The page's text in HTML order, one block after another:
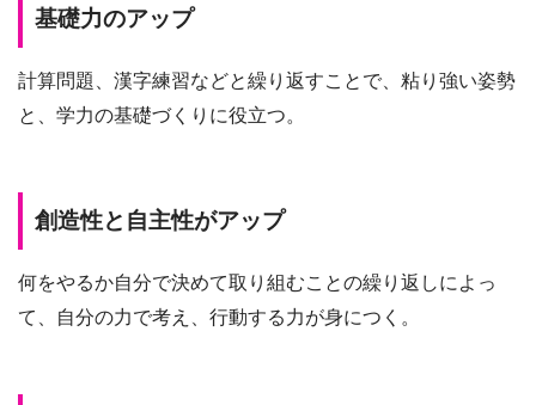
基礎力のアップ
計算問題、漢字練習などと繰り返すことで、粘り強い姿勢
と、学力の基礎づくりに役立つ。
創造性と自主性がアップ
何をやるか自分で決めて取り組むことの繰り返しによっ
て、自分の力で考え、行動する力が身につく。